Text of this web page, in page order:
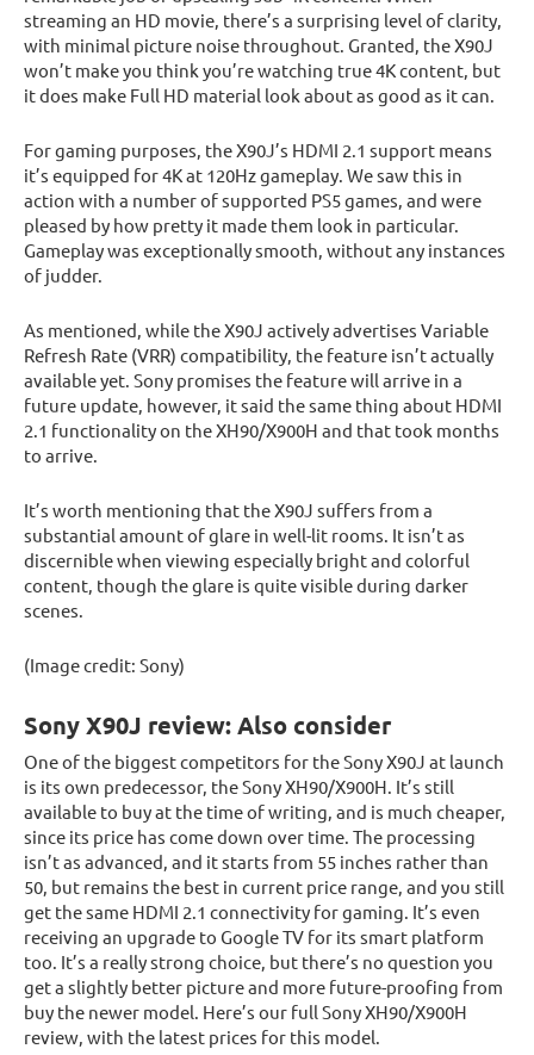
streaming an HD movie, there’s a surprising level of clarity,
with minimal picture noise throughout. Granted, the X90J
won’t make you think you’re watching true 4K content, but
it does make Full HD material look about as good as it can.
For gaming purposes, the X90J’s HDMI 2.1 support means
it’s equipped for 4K at 120Hz gameplay. We saw this in
action with a number of supported PS5 games, and were
pleased by how pretty it made them look in particular.
Gameplay was exceptionally smooth, without any instances
of judder.
As mentioned, while the X90J actively advertises Variable
Refresh Rate (VRR) compatibility, the feature isn’t actually
available yet. Sony promises the feature will arrive in a
future update, however, it said the same thing about HDMI
2.1 functionality on the XH90/X900H and that took months
to arrive.
It’s worth mentioning that the X90J suffers from a
substantial amount of glare in well-lit rooms. It isn’t as
discernible when viewing especially bright and colorful
content, though the glare is quite visible during darker
scenes.
(Image credit: Sony)
Sony X90J review: Also consider
One of the biggest competitors for the Sony X90J at launch
is its own predecessor, the Sony XH90/X900H. It’s still
available to buy at the time of writing, and is much cheaper,
since its price has come down over time. The processing
isn’t as advanced, and it starts from 55 inches rather than
50, but remains the best in current price range, and you still
get the same HDMI 2.1 connectivity for gaming. It’s even
receiving an upgrade to Google TV for its smart platform
too. It’s a really strong choice, but there’s no question you
get a slightly better picture and more future-proofing from
buy the newer model. Here’s our full Sony XH90/X900H
review, with the latest prices for this model.